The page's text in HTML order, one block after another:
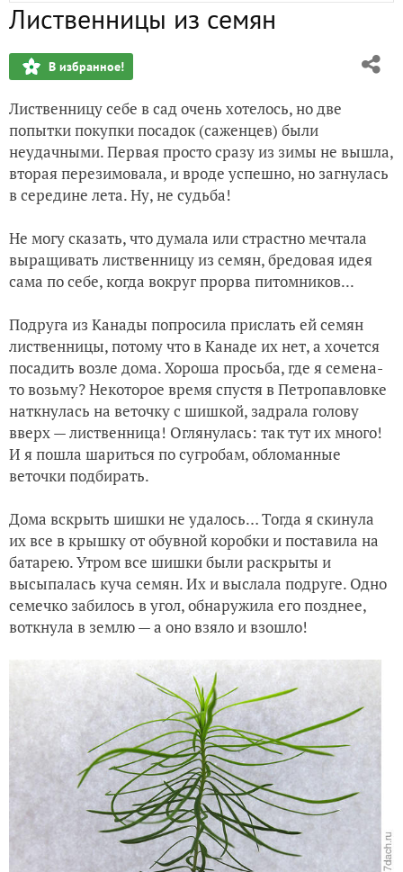
Свечки в саду. Коровяк белый
Шероховатка раскидистая (Hystrix patula, syn. Elymus
Наперстянка мелкоцветковая (Digitalis parviflora)
Лиственницы из семян
В избранное!
Лиственницу себе в сад очень хотелось, но две
попытки покупки посадок (саженцев) были
неудачными. Первая просто сразу из зимы не вышла,
вторая перезимовала, и вроде успешно, но загнулась
в середине лета. Ну, не судьба!
Не могу сказать, что думала или страстно мечтала
выращивать лиственницу из семян, бредовая идея
сама по себе, когда вокруг прорва питомников...
Подруга из Канады попросила прислать ей семян
лиственницы, потому что в Канаде их нет, а хочется
посадить возле дома. Хороша просьба, где я семена-
то возьму? Некоторое время спустя в Петропавловке
наткнулась на веточку с шишкой, задрала голову
вверх — лиственница! Оглянулась: так тут их много!
И я пошла шариться по сугробам, обломанные
веточки подбирать.
Дома вскрыть шишки не удалось… Тогда я скинула
их все в крышку от обувной коробки и поставила на
батарею. Утром все шишки были раскрыты и
высыпалась куча семян. Их и выслала подруге. Одно
семечко забилось в угол, обнаружила его позднее,
воткнула в землю — а оно взяло и взошло!